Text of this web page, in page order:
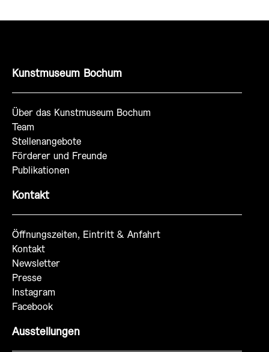
Kunstmuseum Bochum
Über das Kunstmuseum Bochum
Team
Stellenangebote
Förderer und Freunde
Publikationen
Kontakt
Öffnungszeiten, Eintritt & Anfahrt
Kontakt
Newsletter
Presse
Instagram
Facebook
Ausstellungen